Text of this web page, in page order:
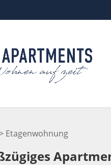
Etagenwohnung